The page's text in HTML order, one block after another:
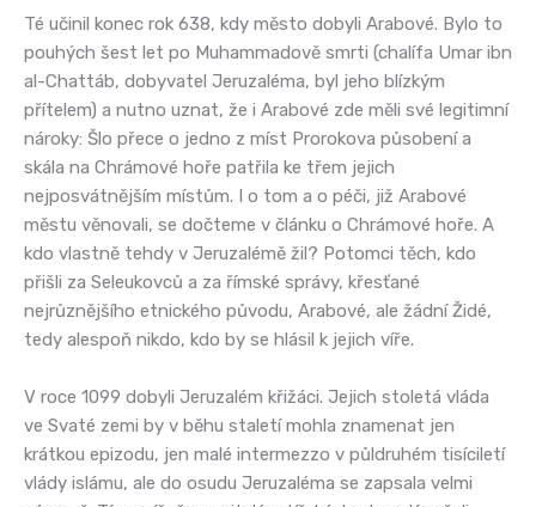
Té učinil konec rok 638, kdy město dobyli Arabové. Bylo to
pouhých šest let po Muhammadově smrti (chalífa Umar ibn
al-Chattáb, dobyvatel Jeruzaléma, byl jeho blízkým
přítelem) a nutno uznat, že i Arabové zde měli své legitimní
nároky: Šlo přece o jedno z míst Prorokova působení a
skála na Chrámové hoře patřila ke třem jejich
nejposvátnějším místům. I o tom a o péči, již Arabové
městu věnovali, se dočteme v článku o Chrámové hoře. A
kdo vlastně tehdy v Jeruzalémě žil? Potomci těch, kdo
přišli za Seleukovců a za římské správy, křesťané
nejrůznějšího etnického původu, Arabové, ale žádní Židé,
tedy alespoň nikdo, kdo by se hlásil k jejich víře.
V roce 1099 dobyli Jeruzalém křižáci. Jejich stoletá vláda
ve Svaté zemi by v běhu staletí mohla znamenat jen
krátkou epizodu, jen malé intermezzo v půldruhém tisíciletí
vlády islámu, ale do osudu Jeruzaléma se zapsala velmi